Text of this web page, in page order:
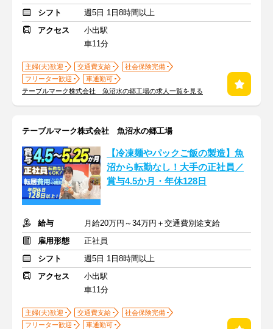
シフト
週5日 1日8時間以上
アクセス
小出駅
車11分
主婦(夫)歓迎 交通費支給
社会保険完備
フリーター歓迎
車通勤可
テーブルマーク株式会社 魚沼水の郷工場の求人一覧を見る
テーブルマーク株式会社 魚沼水の郷工場
【冷凍麺やパックご飯の製造】魚
沼から転勤なし！大手の正社員／
賞与4.5か月・年休128日
給与
月給20万円～34万円＋交通費別途支給
雇用形態
正社員
シフト
週5日 1日8時間以上
アクセス
小出駅
車11分
主婦(夫)歓迎 交通費支給
社会保険完備
フリーター歓迎
車通勤可